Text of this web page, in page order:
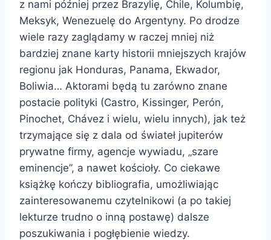
z nami później przez Brazylię, Chile, Kolumbię,
Meksyk, Wenezuelę do Argentyny. Po drodze
wiele razy zaglądamy w raczej mniej niż
bardziej znane karty historii mniejszych krajów
regionu jak Honduras, Panama, Ekwador,
Boliwia… Aktorami będą tu zarówno znane
postacie polityki (Castro, Kissinger, Perón,
Pinochet, Chávez i wielu, wielu innych), jak też
trzymające się z dala od świateł jupiterów
prywatne firmy, agencje wywiadu, „szare
eminencje”, a nawet kościoły. Co ciekawe
książkę kończy bibliografia, umożliwiając
zainteresowanemu czytelnikowi (a po takiej
lekturze trudno o inną postawę) dalsze
poszukiwania i pogłębienie wiedzy.